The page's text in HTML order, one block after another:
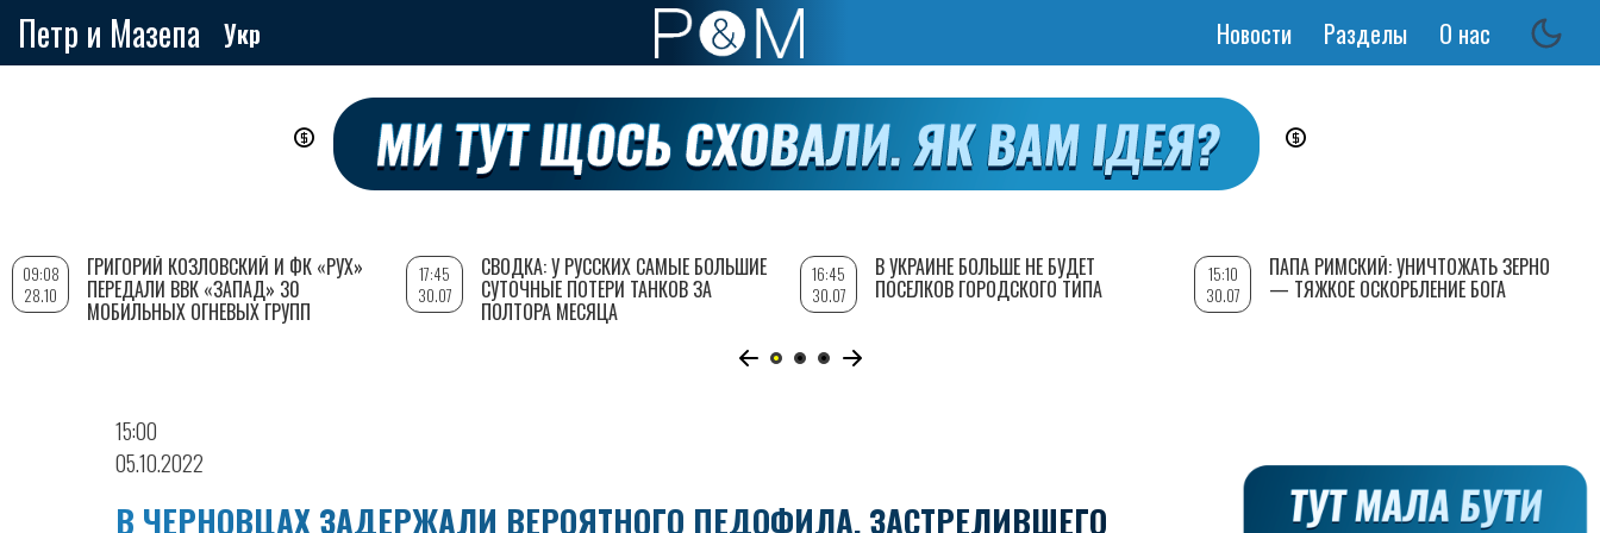
Петр и Мазепа Укр
Основная
Новости Разделы О нас
15:00
05.10.2022
В ЧЕРНОВЦАХ ЗАДЕРЖАЛИ ВЕРОЯТНОГО ПЕДОФИЛА, ЗАСТРЕЛИВШЕГО
09:08
28.10
ГРИГОРИЙ КОЗЛОВСКИЙ И ФК «РУХ»
ПЕРЕДАЛИ ВВК «ЗАПАД» 30
МОБИЛЬНЫХ ОГНЕВЫХ ГРУПП
17:45
30.07
СВОДКА: У РУССКИХ САМЫЕ БОЛЬШИЕ
СУТОЧНЫЕ ПОТЕРИ ТАНКОВ ЗА
ПОЛТОРА МЕСЯЦА
16:45
30.07
В УКРАИНЕ БОЛЬШЕ НЕ БУДЕТ
ПОСЕЛКОВ ГОРОДСКОГО ТИПА
15:10
30.07
ПАПА РИМСКИЙ: УНИЧТОЖАТЬ ЗЕРНО
— ТЯЖКОЕ ОСКОРБЛЕНИЕ БОГА